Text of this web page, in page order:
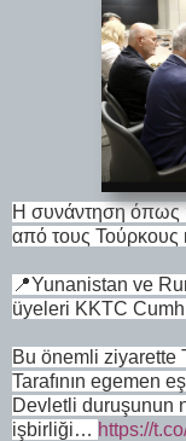
Η συνάντηση όπως
από τους
📍Yunanistan ve
üyeleri KKTC
Bu önemli ziyarette
Tarafının egemen
Devletli duruşunun
işbirliği… https://